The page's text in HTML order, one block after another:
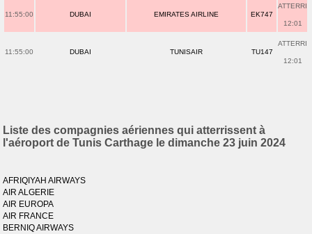
11:55:00 DUBAI EMIRATES AIRLINE EK747
ATTERRI
12:01
11:55:00 DUBAI TUNISAIR TU147
ATTERRI
12:01
Liste des compagnies aériennes qui atterrissent à
l'aéroport de Tunis Carthage le dimanche 23 juin 2024
AFRIQIYAH AIRWAYS
AIR ALGERIE
AIR EUROPA
AIR FRANCE
BERNIQ AIRWAYS